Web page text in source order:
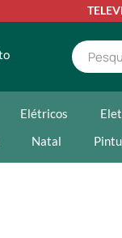
Elétricos
Natal